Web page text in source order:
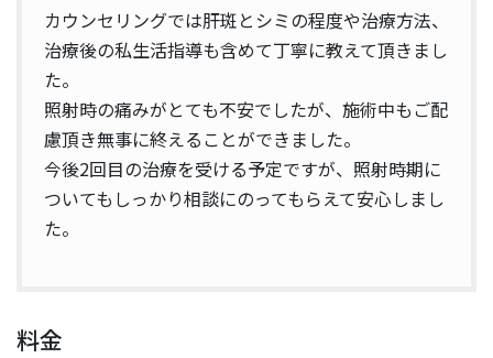
カウンセリングでは肝斑とシミの程度や治療方法、
治療後の私生活指導も含めて丁寧に教えて頂きまし
た。
照射時の痛みがとても不安でしたが、施術中もご配
慮頂き無事に終えることができました。
今後2回目の治療を受ける予定ですが、照射時期に
ついてもしっかり相談にのってもらえて安心しまし
た。
料金